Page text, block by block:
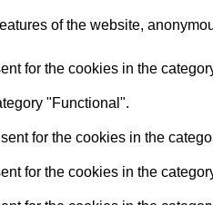
of the website,
for the cookies in the
"Functional".
for the cookies in the
for the cookies in the